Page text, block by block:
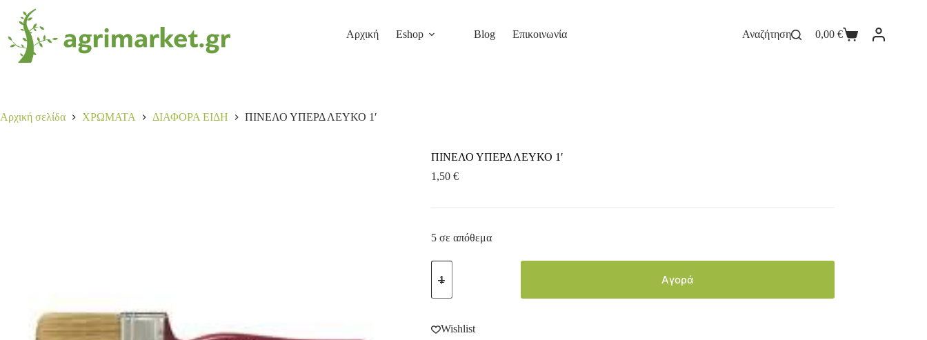
Αρχική Eshop Blog Επικοινωνία Αναζήτηση 0,00 €
Αρχική σελίδα ΧΡΩΜΑΤΑ ΔΙΑΦΟΡΑ ΕΙΔΗ ΠΙΝΕΛΟ ΥΠΕΡΔ ΛΕΥΚΟ 1′
ΠΙΝΕΛΟ ΥΠΕΡΔ ΛΕΥΚΟ 1′
1,50 €
5 σε απόθεμα
Αγορά
Wishlist